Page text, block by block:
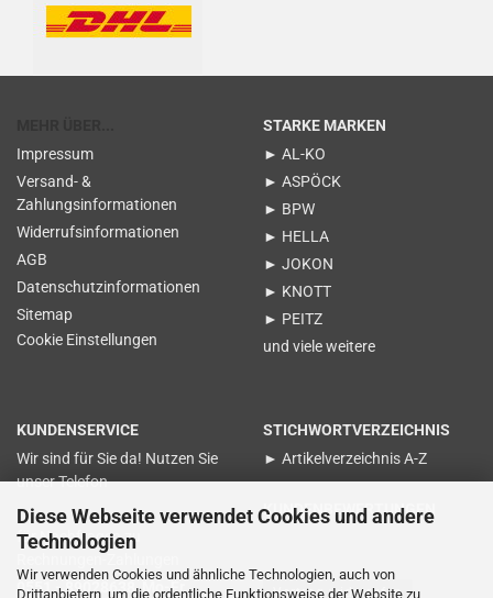
Diese Webseite verwendet Cookies und andere
Technologien
Wir verwenden Cookies und ähnliche Technologien, auch von
Drittanbietern, um die ordentliche Funktionsweise der Website zu
Impressum
Versand- &
Zahlungsinformationen
Widerrufsinformationen
AGB
Datenschutzinformationen
Sitemap
Cookie Einstellungen
STARKE MARKEN
► AL-KO
► ASPÖCK
► BPW
► HELLA
► JOKON
► KNOTT
► PEITZ
und viele weitere
KUNDENSERVICE
Wir sind für Sie da! Nutzen Sie
unser Telefon
für Nachfragen zu
0551 - 89028638 Mo-Fr.
STICHWORTVERZEICHNIS
► Artikelverzeichnis A-Z
KUNDENBEWERTUNGEN
Vertrag widerrufen